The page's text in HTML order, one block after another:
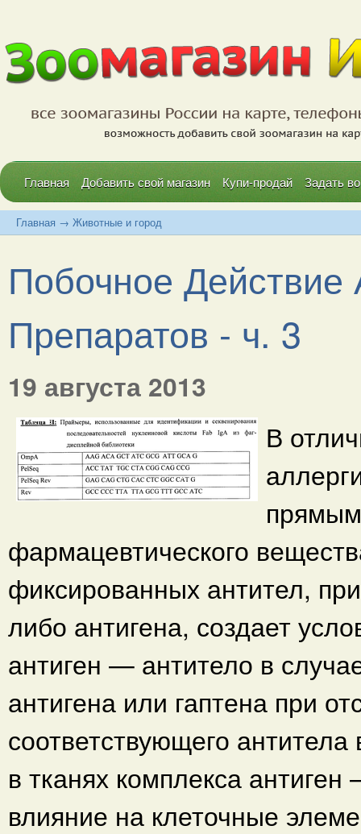
Главная Добавить свой магазин Купи-продай Задать
Главная → Животные и город
Побочное
Препаратов - ч. 3
19 августа 2013
В
фармацевтического
фиксированных антител,
либо антигена, создает
антиген — антитело в
антигена или гаптена при
соответствующего
в тканях комплекса
влияние на клеточные